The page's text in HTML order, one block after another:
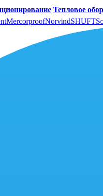
Тепловое
MercorproofNorvindSHUFT